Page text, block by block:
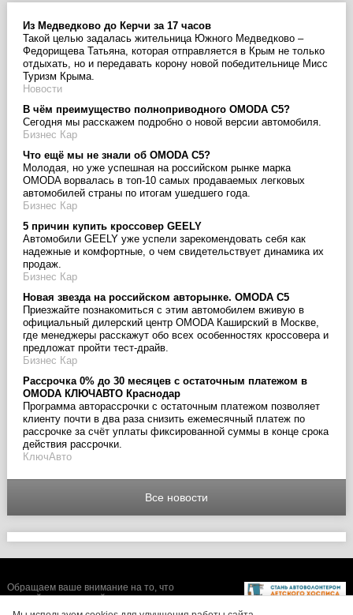
Из Медведково до Керчи за 17 часов
Такой целью задалась жительница Южного Медведково –
Федорищева Татьяна, которая отправляется в Крым не только
отдыхать, но и передавать корону новой победительнице Мисс
Туризм Крыма.
Новости
В чём преимущество полноприводного OMODA С5?
Сегодня мы расскажем подробно о новой версии автомобиля.
Бизнес Кар
Что ещё мы не знали об OMODA C5?
Молодая, но уже успешная на российском рынке марка
OMODA ворвалась в топ-10 самых продаваемых легковых
автомобилей страны по итогам ушедшего года.
Бизнес Кар
5 причин купить кроссовер GEELY
Автомобили GEELY уже успели зарекомендовать себя как
надежные и комфортные, о чем свидетельствует динамика их
продаж.
Бизнес Кар
Новая звезда на российском авторынке. OMODA C5
Приезжайте познакомиться с этим автомобилем вживую в
официальный дилерский центр OMODA Каширский в Москве,
где менеджеры расскажут обо всех особенностях кроссовера и
предложат пройти тест-драйв.
Бизнес Кар
Рассрочка 0% до 30 месяцев с остаточным платежом в
OMODA КЛЮЧАВТО Краснодар
Программа авторассрочки с остаточным платежом позволяет
клиенту почти в два раза снизить ежемесячный платеж по
рассрочке за счёт уплаты фиксированной суммы в конце срока
действия рассрочки.
КлючАвто
Все новости
Обращаем ваше внимание на то, что
данный интернет-сайт носит исключительно
информационный характер и ни при каких